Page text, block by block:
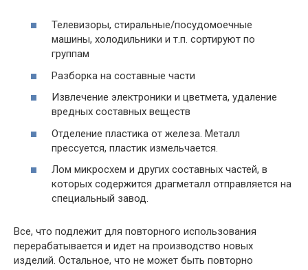
Телевизоры, стиральные/посудомоечные
машины, холодильники и т.п. сортируют по
группам
Разборка на составные части
Извлечение электроники и цветмета, удаление
вредных составных веществ
Отделение пластика от железа. Металл
прессуется, пластик измельчается.
Лом микросхем и других составных частей, в
которых содержится драгметалл отправляется на
специальный завод.
Все, что подлежит для повторного использования
перерабатывается и идет на производство новых
изделий. Остальное, что не может быть повторно